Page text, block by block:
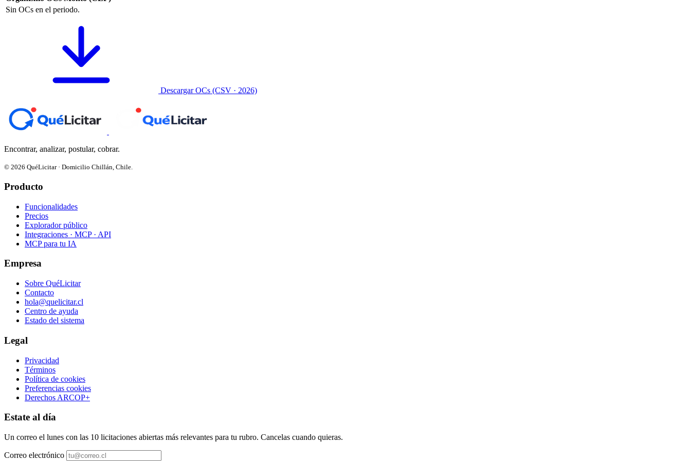
Sin OCs en el periodo.
Descargar OCs (CSV · 2026)
Encontrar, analizar, postular, cobrar.
© 2026 QuéLicitar · Domicilio Chillán, Chile.
Producto
Funcionalidades
Precios
Explorador público
Integraciones · MCP · API
MCP para tu IA
Empresa
Sobre QuéLicitar
Contacto
hola@quelicitar.cl
Centro de ayuda
Estado del sistema
Legal
Privacidad
Términos
Política de cookies
Preferencias cookies
Derechos ARCOP+
Estate al día
Un correo el lunes con las 10 licitaciones abiertas más relevantes para tu rubro. Cancelas cuando quieras.
Correo electrónico